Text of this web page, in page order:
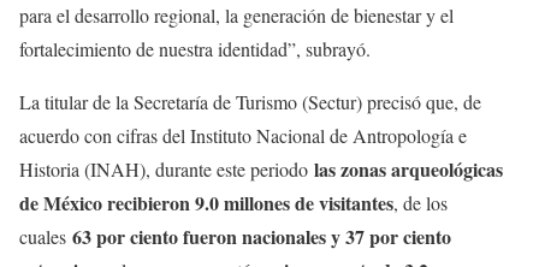
para el desarrollo regional, la generación de bienestar y el
fortalecimiento de nuestra identidad”, subrayó.
La titular de la Secretaría de Turismo (Sectur) precisó que, de
acuerdo con cifras del Instituto Nacional de Antropología e
Historia (INAH), durante este periodo las zonas arqueológicas
de México recibieron 9.0 millones de visitantes, de los
cuales 63 por ciento fueron nacionales y 37 por ciento